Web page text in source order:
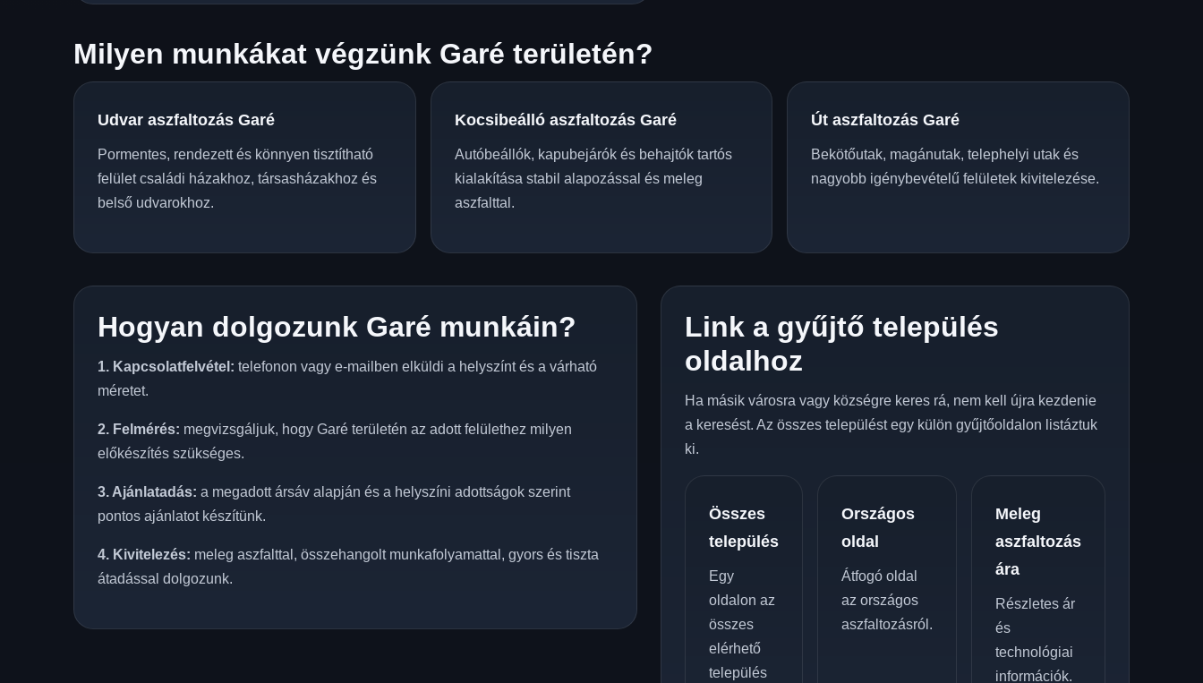
Milyen munkákat végzünk Garé területén?
Udvar aszfaltozás Garé
Pormentes, rendezett és könnyen tisztítható
felület családi házakhoz, társasházakhoz és
belső udvarokhoz.
Kocsibeálló aszfaltozás Garé
Autóbeállók, kapubejárók és behajtók tartós
kialakítása stabil alapozással és meleg
aszfalttal.
Út aszfaltozás Garé
Bekötőutak, magánutak, telephelyi utak és
nagyobb igénybevételű felületek kivitelezése.
Hogyan dolgozunk Garé munkáin?
1. Kapcsolatfelvétel: telefonon vagy e-mailben elküldi a helyszínt és a várható
méretet.
2. Felmérés: megvizsgáljuk, hogy Garé területén az adott felülethez milyen
előkészítés szükséges.
3. Ajánlatadás: a megadott ársáv alapján és a helyszíni adottságok szerint
pontos ajánlatot készítünk.
4. Kivitelezés: meleg aszfalttal, összehangolt munkafolyamattal, gyors és tiszta
átadással dolgozunk.
Link a gyűjtő település
oldalhoz
Ha másik városra vagy községre keres rá, nem kell újra kezdenie
a keresést. Az összes települést egy külön gyűjtőoldalon listáztuk
ki.
Összes
település
Egy
oldalon az
összes
elérhető
település
Országos
oldal
Átfogó oldal
az országos
aszfaltozásról.
Meleg
aszfaltozás
ára
Részletes ár
és
technológiai
információk.